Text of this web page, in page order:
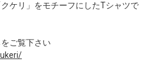
ケリ」をモチーフにしたTシャツで
をご覧下さい